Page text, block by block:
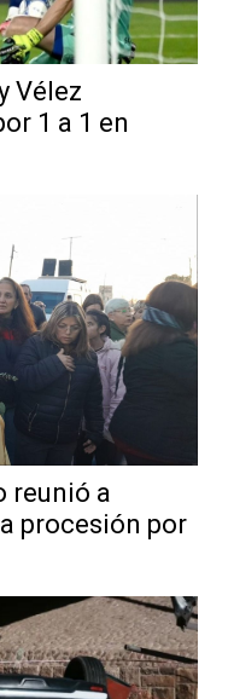
Vélez
1 a 1 en
reunió a
procesión por